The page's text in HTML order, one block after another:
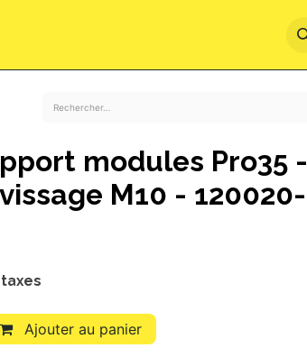
modules Pro35 -
M10 - 120020-
Ajouter au panier